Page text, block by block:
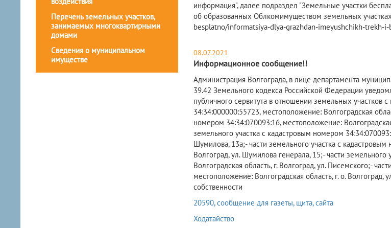
Перечень земельных участков,
занимаемых многоквартирными
домами
Сведения о муниципальном
имуществе
информация", далее подраздел "Земельные участки
об образованных Облкомимуществом земельных
besplatno/informatsiya-dlya-grazhdan-imeyushchikh-trekh-
08.07.2021
Информационное сообщение!!
​Администрация Волгограда, в лице департамента
39.42 Земельного кодекса Российской Федерации
публичного сервитута в отношении земельных участков
34:34:000000:55723, местоположение: Волгоградская
номером 34:34:070093:16, местоположение:
земельного участка с кадастровым номером
Шумилова, 13а;- части земельного участка с
Волгоград, ул. Шумилова генерала, 15;- части
Волгоградская область, г. Волгоград, ул. Писемского;-
местоположение: Волгоградская область, г. о.
собственности
20590, сообщение для газеты, щита, сайта
Ходатайство